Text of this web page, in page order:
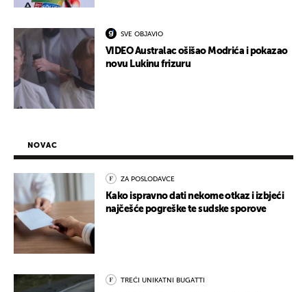
SVE OBJAVIO
VIDEO Australac ošišao Modrića i pokazao
novu Lukinu frizuru
NOVAC
ZA POSLODAVCE
Kako ispravno dati nekome otkaz i izbjeći
najčešće pogreške te sudske sporove
TREĆI UNIKATNI BUGATTI